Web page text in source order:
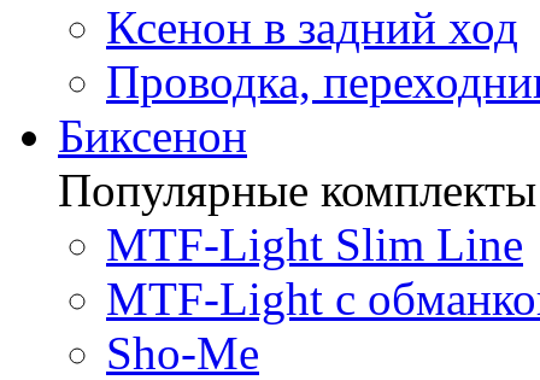
Ксенон в задний ход
Проводка,
Биксенон
Популярные комплекты
MTF-Light Slim Line
MTF-Light с
Sho-Me